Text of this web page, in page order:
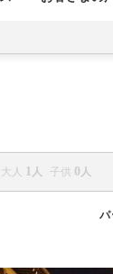
大人 1 子供 0
パ